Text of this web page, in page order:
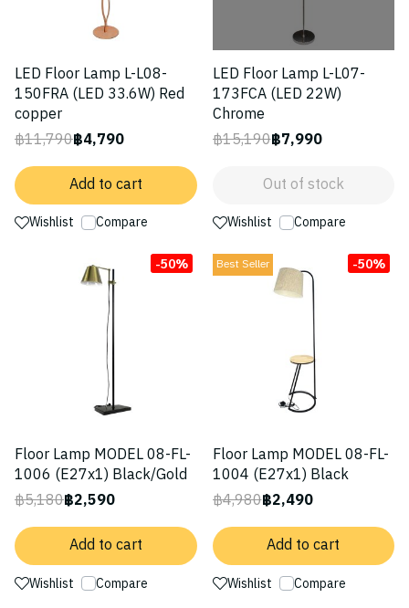
LED Floor Lamp L-L08-
150FRA (LED 33.6W) Red
copper
฿11,790฿4,790
Add to cart
Wishlist Compare
LED Floor Lamp L-L07-
173FCA (LED 22W)
Chrome
฿15,190฿7,990
Out of stock
Wishlist Compare
-50%
Floor Lamp MODEL 08-FL-
1006 (E27x1) Black/Gold
฿5,180฿2,590
Add to cart
Wishlist Compare
Best Seller -50%
Floor Lamp MODEL 08-FL-
1004 (E27x1) Black
฿4,980฿2,490
Add to cart
Wishlist Compare